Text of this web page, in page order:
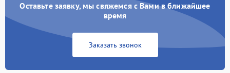
Оставьте заявку, мы свяжемся с Вами в ближайшее
время
Заказать звонок